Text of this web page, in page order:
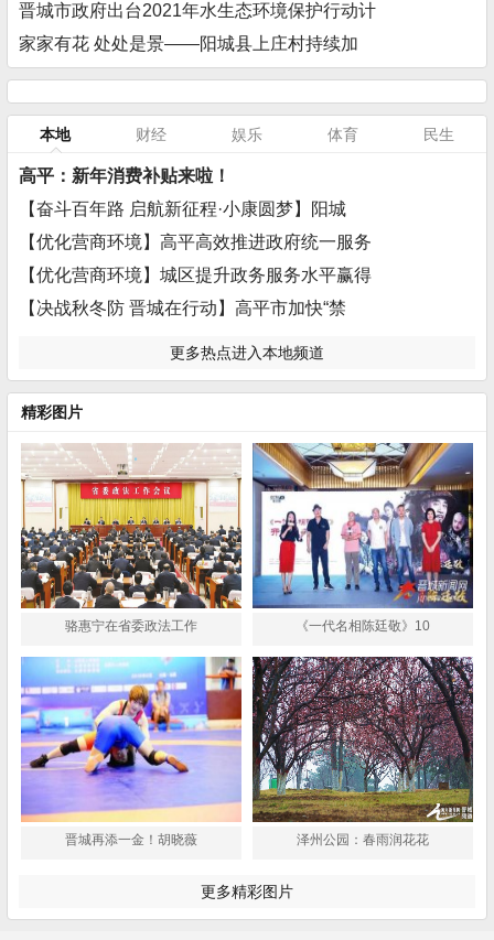
晋城市政府出台2021年水生态环境保护行动计
家家有花 处处是景——阳城县上庄村持续加
本地 财经 娱乐 体育 民生
高平：新年消费补贴来啦！
【奋斗百年路 启航新征程·小康圆梦】阳城
【优化营商环境】高平高效推进政府统一服务
【优化营商环境】城区提升政务服务水平赢得
【决战秋冬防 晋城在行动】高平市加快“禁
更多热点进入本地频道
精彩图片
骆惠宁在省委政法工作 《一代名相陈廷敬》10
晋城再添一金！胡晓薇 泽州公园：春雨润花花
更多精彩图片